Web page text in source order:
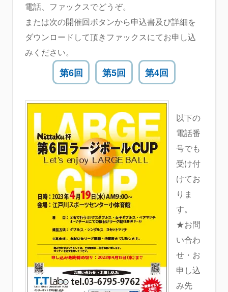
電話、ファックスでどうぞ。
または次の開催回ボタンから申込書及び詳細を
ダウンロードして頂きファックスにてお申し込
みください。
第6回 第5回 第4回
以下の
電話番
号でも
受け付
けてお
りま
す。
★お問
い合わ
せ・お
申し込
み先